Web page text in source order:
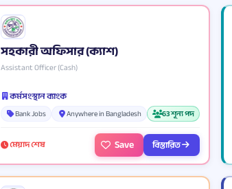
সহকারী অফিসার (ক্যাশ)
Assistant Officer (Cash)
কর্মসংস্থান ব্যাংক
Bank Jobs Anywhere in Bangladesh 63 শূন্য পদ
মেয়াদ শেষ Save বিস্তারিত